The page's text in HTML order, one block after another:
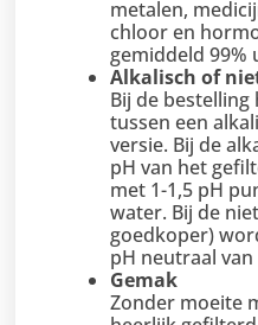
metalen,
chloor en
gemiddeld
Alkalisch of
Bij de
tussen een
versie. Bij de
pH van het
met 1-1,5 pH
water. Bij de
goedkoper)
pH neutraal
Gemak
Zonder moeite